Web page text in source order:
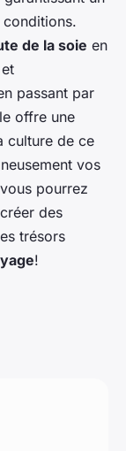
conditions.
de la soie en
passant par
offre une
culture de ce
vos
pourrez
des
trésors
!